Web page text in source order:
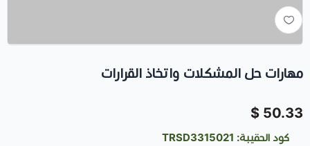
مهارات حل المشكلات واتخاذ القرارات
50.33 $
كود الحقيبة: TRSD3315021